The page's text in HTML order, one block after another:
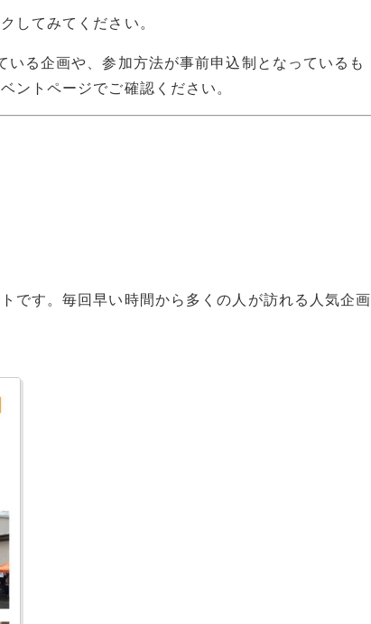
してみてください。
る企画や、参加方法が事前申込制となっているも
ントページでご確認ください。
です。毎回早い時間から多くの人が訪れる人気企画